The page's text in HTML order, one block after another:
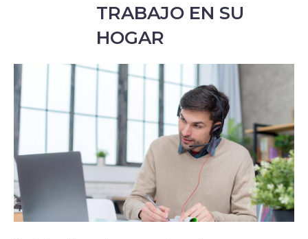
TRABAJO EN SU
HOGAR